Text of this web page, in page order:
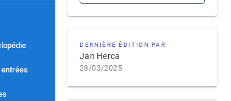
DERNIÈRE ÉDITION PAR
Jan Herca
28/03/2025